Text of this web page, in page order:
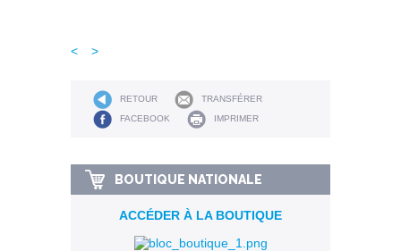
< >
RETOUR
TRANSFÉRER
FACEBOOK
IMPRIMER
BOUTIQUE NATIONALE
ACCÉDER À LA BOUTIQUE